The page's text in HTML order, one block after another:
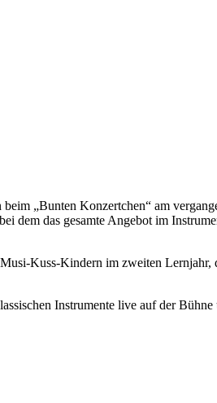
„Bunten Konzertchen“ am
dem das gesamte Angebot im
Kuss-Kindern im zweiten Lernjahr,
Instrumente live auf der